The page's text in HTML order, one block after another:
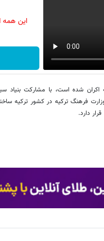
این همه
فرهنگ ترکیه در کشور